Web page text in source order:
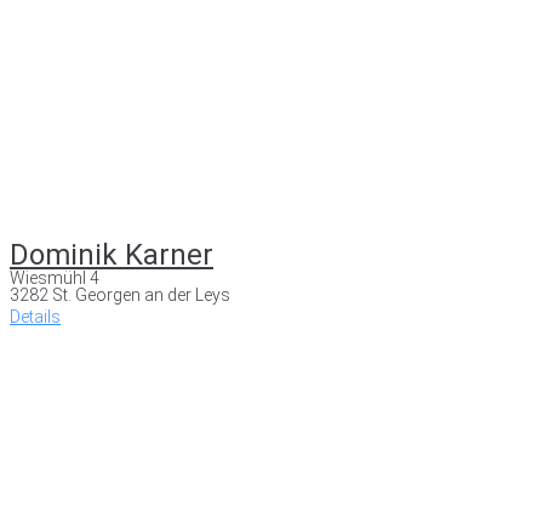
Dominik Karner
Wiesmühl 4
3282 St. Georgen an der Leys
Details